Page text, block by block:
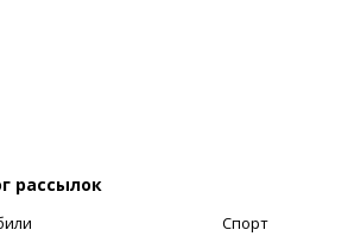
рассылок
Спорт